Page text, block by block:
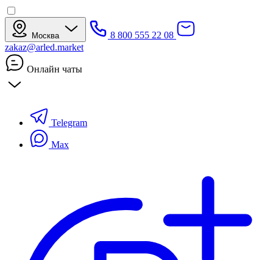
Москва
8 800 555 22 08
zakaz@arled.market
Онлайн чаты
Telegram
Max